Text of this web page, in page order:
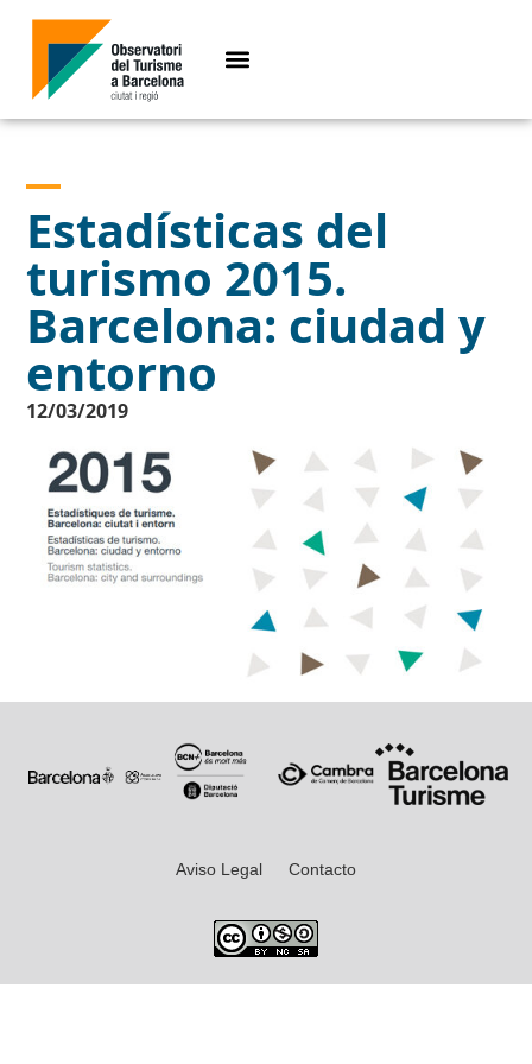
Estadísticas del
turismo 2015.
Barcelona: ciudad y
entorno
12/03/2019
Aviso Legal Contacto